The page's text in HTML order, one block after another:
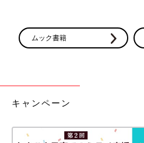
ムック書籍
キャンペーン